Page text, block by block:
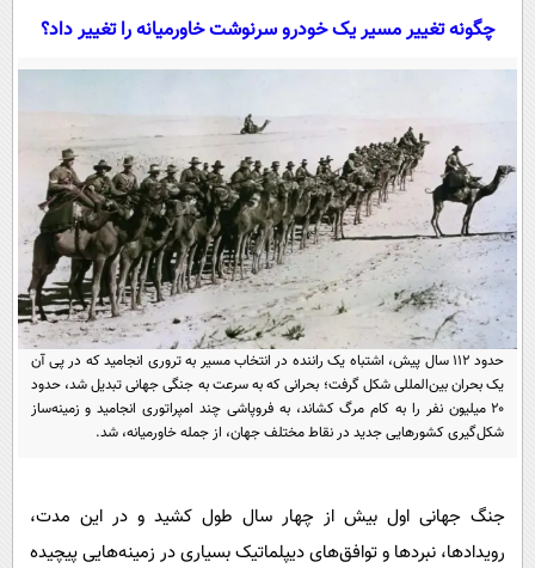
اقتصادی
خودرو
جامعه
اجتماعی
حوادث
سلامت
یک برش دانایی
محیط زیست
سفر و تفریح
ورزشی
بین الملل
سیاست خارجی
فرهنگ و هنر
علم و دانش
فناوری و It
علمی
اخبار کریپتو
قرآن
گوناگون
سرگرمی
باشگاه مغز
مجله تصویری سلاح
فیلم
اقتصاد
ورزش
سیاست
فناوری
عصر ایران 2
خواندنی ها و دیدنی ها
داستان کوتاه
روانشناسی
آموزش زبان
چگونه تغییر مسیر یک خودرو سرنوشت خاورمیانه را تغییر داد؟
حدود ۱۱۲ سال پیش، اشتباه یک راننده در انتخاب مسیر به تروری انجامید که در پی آن
یک بحران بین‌المللی شکل گرفت؛ بحرانی که به سرعت به جنگی جهانی تبدیل شد، حدود
۲۰ میلیون نفر را به کام مرگ کشاند، به فروپاشی چند امپراتوری انجامید و زمینه‌ساز
شکل‌گیری کشورهایی جدید در نقاط مختلف جهان، از جمله خاورمیانه، شد.
جنگ جهانی اول بیش از چهار سال طول کشید و در این مدت،
رویدادها، نبردها و توافق‌های دیپلماتیک بسیاری در زمینه‌هایی پیچیده